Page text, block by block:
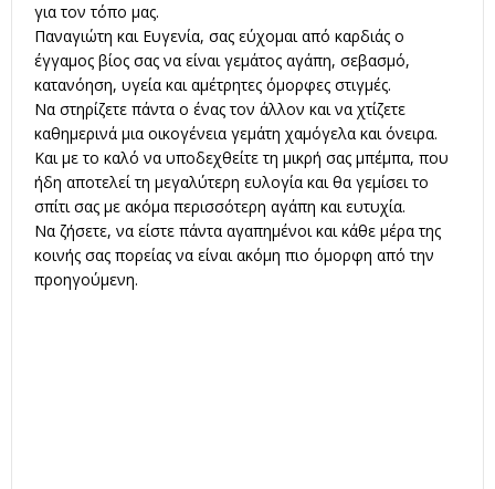
για τον τόπο μας.
Παναγιώτη και Ευγενία, σας εύχομαι από καρδιάς ο
έγγαμος βίος σας να είναι γεμάτος αγάπη, σεβασμό,
κατανόηση, υγεία και αμέτρητες όμορφες στιγμές.
Να στηρίζετε πάντα ο ένας τον άλλον και να χτίζετε
καθημερινά μια οικογένεια γεμάτη χαμόγελα και όνειρα.
Και με το καλό να υποδεχθείτε τη μικρή σας μπέμπα, που
ήδη αποτελεί τη μεγαλύτερη ευλογία και θα γεμίσει το
σπίτι σας με ακόμα περισσότερη αγάπη και ευτυχία.
Να ζήσετε, να είστε πάντα αγαπημένοι και κάθε μέρα της
κοινής σας πορείας να είναι ακόμη πιο όμορφη από την
προηγούμενη.